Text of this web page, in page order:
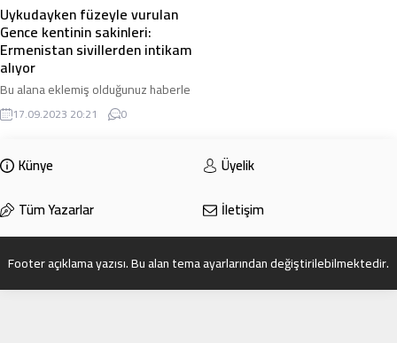
Uykudayken füzeyle vurulan
Gence kentinin sakinleri:
Ermenistan sivillerden intikam
alıyor
Bu alana eklemiş olduğunuz haberle
ilgili kısa bir özet bilgisi
ekleyebilirsiniz. Bu metin yazı
bölümünden eklenebilir. Özet
eklenmişse başlık altında kalın
eklenmemişse bu alan boş kalır.
17.09.2023 20:21 0
Künye
Üyelik
Tüm Yazarlar
İletişim
Footer açıklama yazısı. Bu alan tema ayarlarından değiştirilebilmektedir.